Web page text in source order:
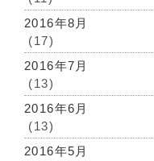
2016年8月
(17)
2016年7月
(13)
2016年6月
(13)
2016年5月